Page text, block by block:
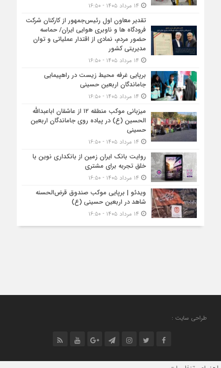
تقدیر معاون اول رئیس‌جمهور از کارکنان شرکت
فرودگاه ها و ناوبری هوایی ایران/ حماسه
حضور مردم، نمادی از اقتدار عملیاتی و توان
مدیریتی کشور
برپایی غرفه محیط زیست در راهپیمایی
جاماندگان اربعین حسینی
میزبانی موکب منطقه ۱۲ از عاشقان اباعبدالله
الحسین (ع) در پیاده روی جاماندگان اربعین
حسینی
روایت بانک ایران زمین از بانکداری نوین با
خلق تجربه برای مشتری
ویدئو | برپایی موکب صندوق قرض‌الحسنه
شاهد در اربعین حسینی (ع)
طراحی سایت :